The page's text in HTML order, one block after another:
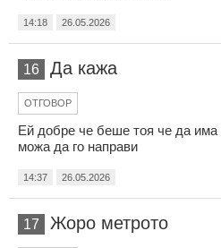
14:18 26.05.2026
16 Да кажа
ОТГОВОР
Ей добре че беше тоя че да
можа да го направи
14:37 26.05.2026
17 Жоро метрото